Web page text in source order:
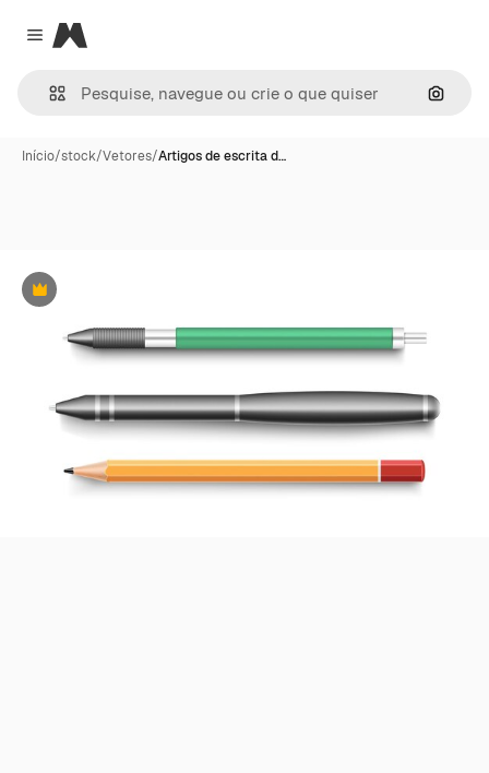
Close menu
Magnific
Início/stock/Vetores/Artigos de escrita d…
Premium